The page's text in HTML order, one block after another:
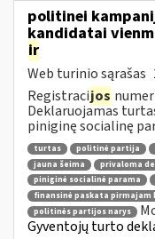
politinei
kandidatai
ir
Web turinio sąrašas
Registracijos
Deklaruojamas
piniginę socialinę
turtas politinė partija
jauna šeima
privaloma
piniginė socialinė parama
finansinė paskata
politinės partijos narys
Gyventojų turto